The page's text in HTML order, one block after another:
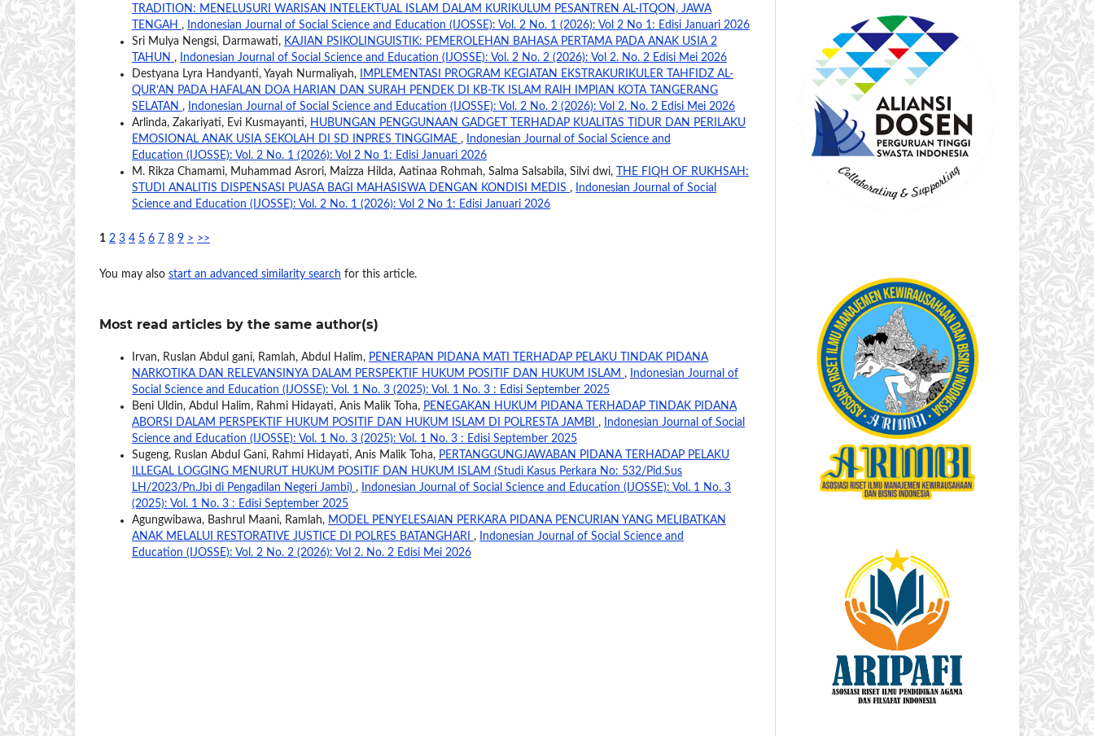
TRADITION: MENELUSURI WARISAN INTELEKTUAL ISLAM DALAM KURIKULUM PESANTREN AL-ITQON, JAWA
TENGAH ,
Indonesian Journal of Social Science and Education (IJOSSE): Vol. 2 No. 1 (2026): Vol 2 No 1: Edisi Januari 2026
Sri Mulya Nengsi, Darmawati, KAJIAN PSIKOLINGUISTIK: PEMEROLEHAN BAHASA PERTAMA PADA ANAK USIA 2
TAHUN ,
Indonesian Journal of Social Science and Education (IJOSSE): Vol. 2 No. 2 (2026): Vol 2. No. 2 Edisi Mei 2026
Destyana Lyra Handyanti, Yayah Nurmaliyah,
IMPLEMENTASI PROGRAM KEGIATAN EKSTRAKURIKULER TAHFIDZ AL-
QUR’AN PADA HAFALAN DOA HARIAN DAN SURAH PENDEK DI KB-TK ISLAM RAIH IMPIAN KOTA TANGERANG
SELATAN ,
Indonesian Journal of Social Science and Education (IJOSSE): Vol. 2 No. 2 (2026): Vol 2. No. 2 Edisi Mei 2026
Arlinda, Zakariyati, Evi Kusmayanti, HUBUNGAN PENGGUNAAN GADGET TERHADAP KUALITAS TIDUR DAN PERILAKU
EMOSIONAL ANAK USIA SEKOLAH DI SD INPRES TINGGIMAE ,
Indonesian Journal of Social Science and
Education (IJOSSE): Vol. 2 No. 1 (2026): Vol 2 No 1: Edisi Januari 2026
M. Rikza Chamami, Muhammad Asrori, Maizza Hilda, Aatinaa Rohmah, Salma Salsabila, Silvi dwi,
THE FIQH OF RUKHSAH:
STUDI ANALITIS DISPENSASI PUASA BAGI MAHASISWA DENGAN KONDISI MEDIS ,
Indonesian Journal of Social
Science and Education (IJOSSE): Vol. 2 No. 1 (2026): Vol 2 No 1: Edisi Januari 2026
1 2 3 4 5 6 7 8 9 > >>
You may also start an advanced similarity search for this article.
Most read articles by the same author(s)
Irvan, Ruslan Abdul gani, Ramlah, Abdul Halim, PENERAPAN PIDANA MATI TERHADAP PELAKU TINDAK PIDANA
NARKOTIKA DAN RELEVANSINYA DALAM PERSPEKTIF HUKUM POSITIF DAN HUKUM ISLAM ,
Indonesian Journal of
Social Science and Education (IJOSSE): Vol. 1 No. 3 (2025): Vol. 1 No. 3 : Edisi September 2025
Beni Uldin, Abdul Halim, Rahmi Hidayati, Anis Malik Toha, PENEGAKAN HUKUM PIDANA TERHADAP TINDAK PIDANA
ABORSI DALAM PERSPEKTIF HUKUM POSITIF DAN HUKUM ISLAM DI POLRESTA JAMBI ,
Indonesian Journal of Social
Science and Education (IJOSSE): Vol. 1 No. 3 (2025): Vol. 1 No. 3 : Edisi September 2025
Sugeng, Ruslan Abdul Gani, Rahmi Hidayati, Anis Malik Toha, PERTANGGUNGJAWABAN PIDANA TERHADAP PELAKU
ILLEGAL LOGGING MENURUT HUKUM POSITIF DAN HUKUM ISLAM (Studi Kasus Perkara No: 532/Pid.Sus
LH/2023/Pn.Jbi di Pengadilan Negeri Jambi) ,
Indonesian Journal of Social Science and Education (IJOSSE): Vol. 1 No. 3
(2025): Vol. 1 No. 3 : Edisi September 2025
Agungwibawa, Bashrul Maani, Ramlah, MODEL PENYELESAIAN PERKARA PIDANA PENCURIAN YANG MELIBATKAN
ANAK MELALUI RESTORATIVE JUSTICE DI POLRES BATANGHARI ,
Indonesian Journal of Social Science and
Education (IJOSSE): Vol. 2 No. 2 (2026): Vol 2. No. 2 Edisi Mei 2026